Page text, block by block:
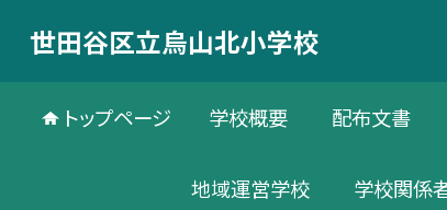
世田谷区立烏山北小学校
トップページ 学校概要 配布文書
地域運営学校 学校関係